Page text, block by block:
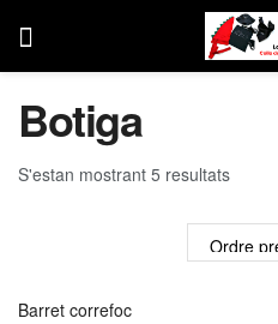
Botiga
S'estan mostrant 5 resultats
Barret correfoc